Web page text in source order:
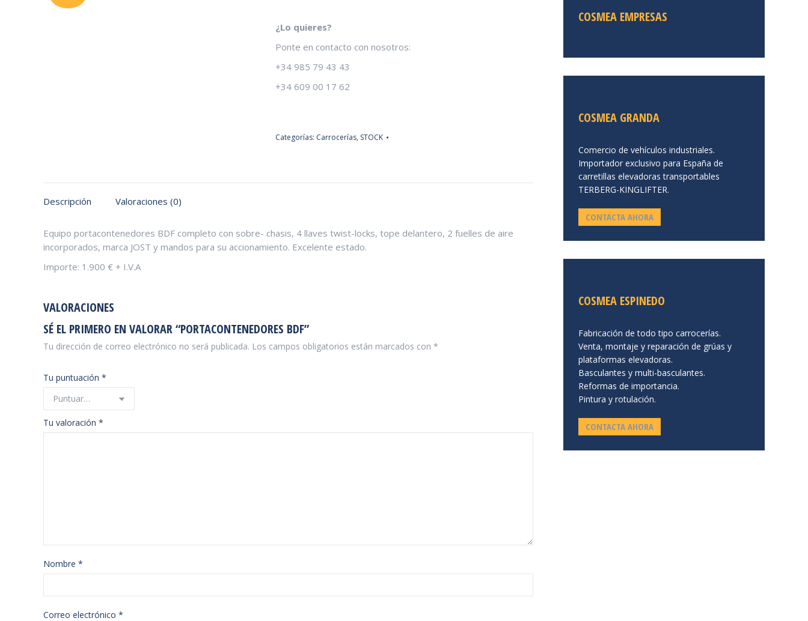
ERA:
2.500€.1.900€.
¿Lo quieres?
Ponte en contacto con nosotros:
+34 985 79 43 43
+34 609 00 17 62
Categorías: Carrocerías, STOCK
Descripción Valoraciones (0)
Equipo portacontenedores BDF completo con sobre- chasis, 4 llaves twist-locks, tope delantero, 2 fuelles de aire
incorporados, marca JOST y mandos para su accionamiento. Excelente estado.
Importe: 1.900 € + I.V.A
VALORACIONES
SÉ EL PRIMERO EN VALORAR “PORTACONTENEDORES BDF”
Tu dirección de correo electrónico no será publicada. Los campos obligatorios están marcados con *
Tu puntuación *
Tu valoración *
Nombre *
Correo electrónico *
COSMEA EMPRESAS
COSMEA GRANDA
Comercio de vehículos industriales.
Importador exclusivo para España de
carretillas elevadoras transportables
TERBERG-KINGLIFTER.
CONTACTA AHORA
COSMEA ESPINEDO
Fabricación de todo tipo carrocerías.
Venta, montaje y reparación de grúas y
plataformas elevadoras.
Basculantes y multi-basculantes.
Reformas de importancia.
Pintura y rotulación.
CONTACTA AHORA